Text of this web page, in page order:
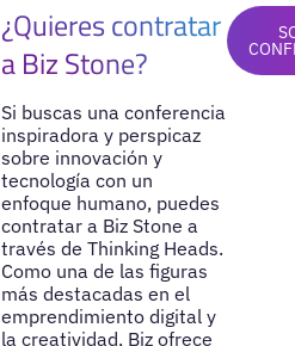
¿Quieres contratar
a Biz Stone?
Si buscas una conferencia
inspiradora y perspicaz
sobre innovación y
tecnología con un
enfoque humano, puedes
contratar a Biz Stone a
través de Thinking Heads.
Como una de las figuras
más destacadas en el
emprendimiento digital y
la creatividad, Biz ofrece